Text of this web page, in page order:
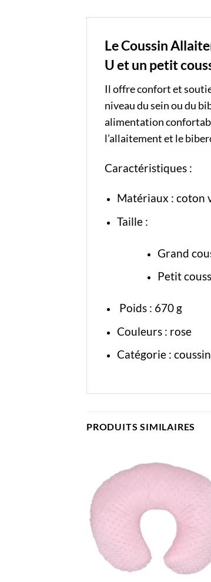
Le Coussin
U et un petit
Il offre confort et
niveau du sein ou du
alimentation
l’allaitement et le
Caractéristiques :
Matériaux : coton
Taille :
Grand
Petit
Poids : 670 g
Couleurs : rose
Catégorie :
PRODUITS SIMILAIRES